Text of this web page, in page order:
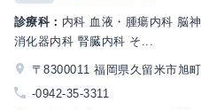
診療科： 内科 血液・腫瘍内科 脳
消化器内科 腎臓内科 そ...
〒8300011 福岡県久留米市旭
-0942-35-3311